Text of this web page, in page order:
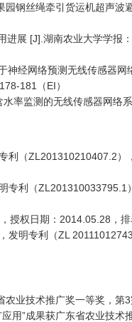
园钢丝绳牵引货运机超声波
进展 [J].湖南农业大学学报
神经网络预测无线传感器网
181（EI）
水率监测的无线传感器网络
利（ZL201310210407.2）
专利（ZL201310033795.1
授权日期：2014.05.28，排
发明专利（ZL
业技术推广奖一等奖，第3
用”成果获广东省农业技术